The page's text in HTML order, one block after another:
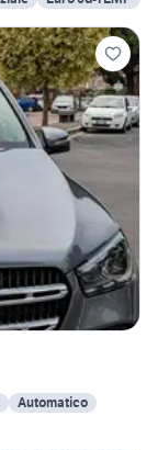
Automatico